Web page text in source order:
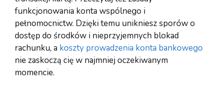
funkcjonowania konta wspólnego i
pełnomocnictw. Dzięki temu unikniesz sporów o
dostęp do środków i nieprzyjemnych blokad
rachunku, a koszty prowadzenia konta bankowego
nie zaskoczą cię w najmniej oczekiwanym
momencie.